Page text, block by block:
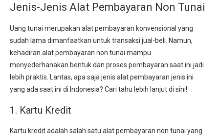
Jenis-Jenis Alat Pembayaran Non Tunai
Uang tunai merupakan alat pembayaran konvensional yang
sudah lama dimanfaatkan untuk transaksi jual-beli. Namun,
kehadiran alat pembayaran non tunai mampu
menyederhanakan bentuk dan proses pembayaran saat ini jadi
lebih praktis. Lantas, apa saja jenis alat pembayaran jenis ini
yang ada saat ini di Indonesia? Cari tahu lebih lanjut di sini!
1. Kartu Kredit
Kartu kredit adalah salah satu alat pembayaran non tunai yang